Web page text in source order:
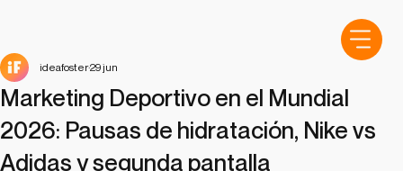
Marketing Deportivo en el Mundial
2026: Pausas de hidratación, Nike vs
Adidas y segunda pantalla
ideafoster29 jun